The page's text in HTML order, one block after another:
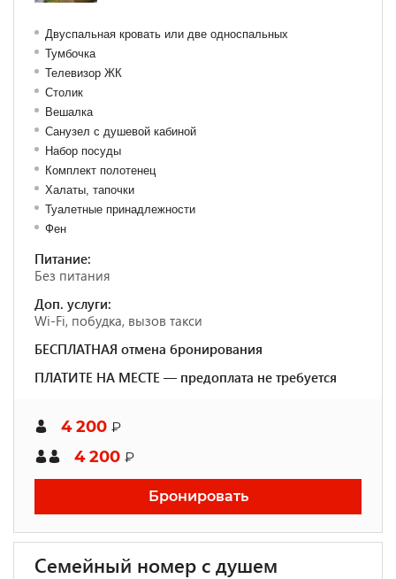
Двуспальная кровать или две односпальных
Тумбочка
Телевизор ЖК
Столик
Вешалка
Санузел с душевой кабиной
Набор посуды
Комплект полотенец
Халаты, тапочки
Туалетные принадлежности
Фен
Питание:
Без питания
Доп. услуги:
Wi-Fi, побудка, вызов такси
БЕСПЛАТНАЯ отмена бронирования
ПЛАТИТЕ НА МЕСТЕ — предоплата не требуется
4 200 ₽
4 200 ₽
Бронировать
Семейный номер с душем